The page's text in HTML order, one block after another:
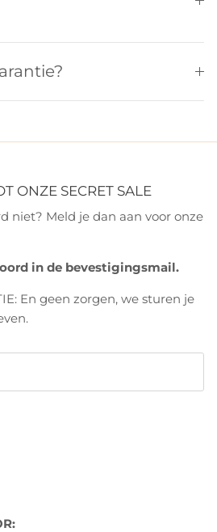
ONZE SECRET SALE
niet? Meld je dan aan voor onze
in de bevestigingsmail.
En geen zorgen, we sturen je